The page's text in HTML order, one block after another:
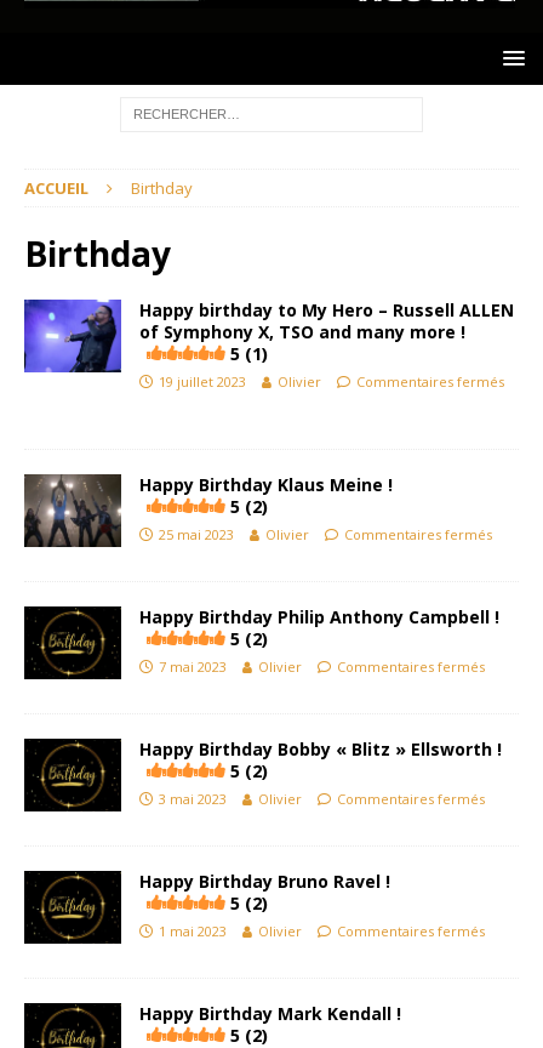
ACCUEIL Birthday
Birthday
Happy birthday to My Hero – Russell ALLEN
of Symphony X, TSO and many more !
5 (1)
19 juillet 2023 Olivier Commentaires fermés
Happy Birthday Klaus Meine !
5 (2)
25 mai 2023 Olivier Commentaires fermés
Happy Birthday Philip Anthony Campbell !
5 (2)
7 mai 2023 Olivier Commentaires fermés
Happy Birthday Bobby « Blitz » Ellsworth !
5 (2)
3 mai 2023 Olivier Commentaires fermés
Happy Birthday Bruno Ravel !
5 (2)
1 mai 2023 Olivier Commentaires fermés
Happy Birthday Mark Kendall !
5 (2)